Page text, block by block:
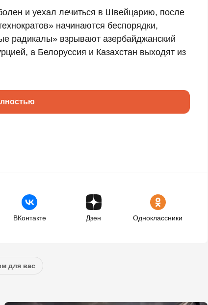
и уехал лечиться в Швейцарию, после
начинаются беспорядки,
радикалы» взрывают азербайджанский
а Белоруссия и Казахстан выходят из
ВКонтакте Дзен Одноклассники
для вас